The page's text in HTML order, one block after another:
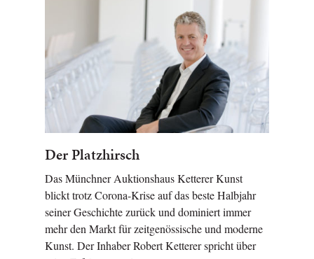
Der Platzhirsch
Das Münchner Auktionshaus Ketterer Kunst
blickt trotz Corona-Krise auf das beste Halbjahr
seiner Geschichte zurück und dominiert immer
mehr den Markt für zeitgenössische und moderne
Kunst. Der Inhaber Robert Ketterer spricht über